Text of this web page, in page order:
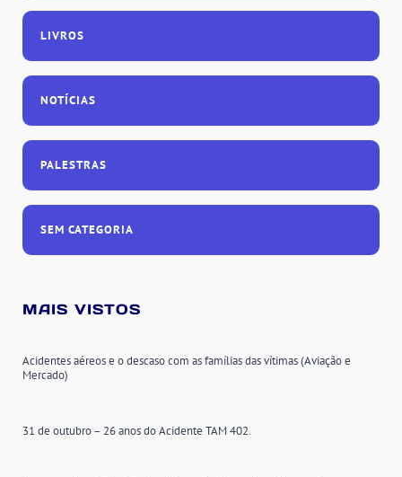
LIVROS
NOTÍCIAS
PALESTRAS
SEM CATEGORIA
MAIS VISTOS
Acidentes aéreos e o descaso com as famílias das vítimas (Aviação e
Mercado)
31 de outubro – 26 anos do Acidente TAM 402.